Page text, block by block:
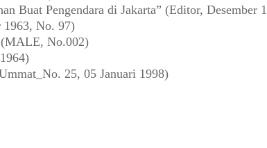
Buat Pengendara di Jakarta” (Editor, Desember
No. 97)
(MALE, No.002)
25, 05 Januari 1998)